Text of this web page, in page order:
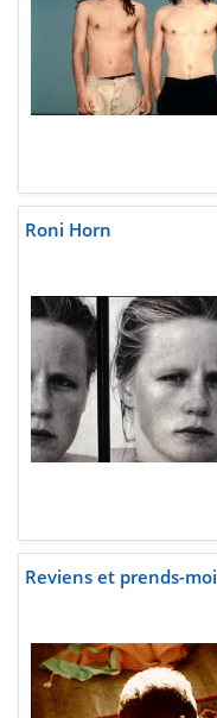
Roni Horn
Reviens et prends-moi